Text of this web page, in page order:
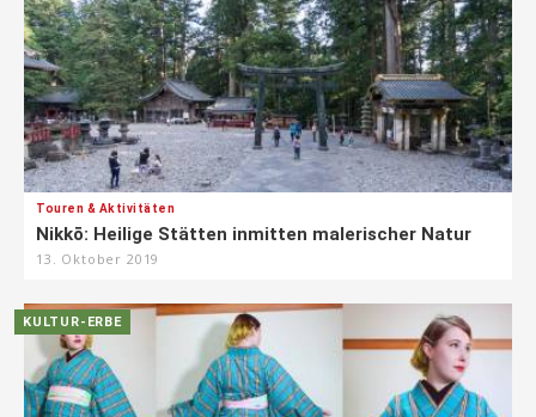
Touren & Aktivitäten
Nikkō: Heilige Stätten inmitten malerischer Natur
13. Oktober 2019
KULTUR-ERBE